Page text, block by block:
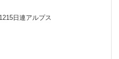
日連アルプス